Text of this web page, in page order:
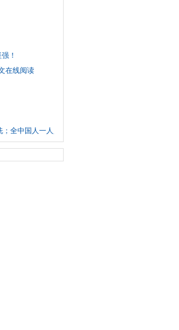
！
在线阅读
全中国人一人赔美国1美元，从此